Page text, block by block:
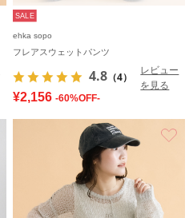
SALE
ehka sopo
フレアスウェットパンツ
4.8 （4）
レビュー
を見る
¥2,156 -60%OFF-